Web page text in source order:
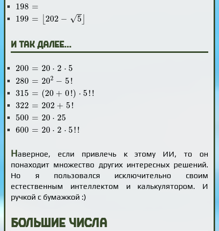
198 =
198
199 = 202 − √5
199 202-5
и так далее...
200 = 20 ⋅ 2 ⋅ 5
200 20⋅2 5
280 = 202 − 5!
280 202-5
315 = (20 + 0!) ⋅ 5!!
315 20+0 !) 5 !!
322 = 202 + 5!
322 =202+5 !
500 = 20 ⋅ 25
500 =20⋅25
600 = 20 ⋅ 2 ⋅ 5!!
600 =20⋅2 5!
Наверное, если привлечь к этому ИИ, то он
понаходит множество других интересных решений.
Но я пользовался исключительно своим
естественным интеллектом и калькулятором. И
ручкой с бумажкой :)
Большие числа